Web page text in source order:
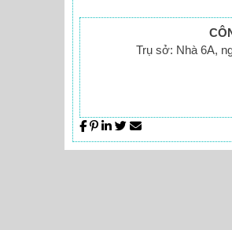
Trụ sở: Nhà 6A,